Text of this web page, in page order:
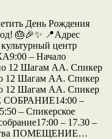
День Рождения
🎂🎉✨ 📍Адрес
центр
– Начало
12 Шагам АА. Спикер
12 Шагам АА. Спикер
12 Шагам АА. Спикер
СОБРАНИЕ14:00 –
– Спикерское
– 17.30 –
ПОМЕЩЕНИЕ…